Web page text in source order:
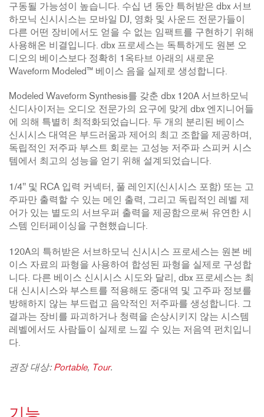
구동될 가능성이 높습니다. 수십 년 동안 특허받은 dbx 서브
하모닉 신시시스는 모바일 DJ, 영화 및 사운드 전문가들이
다른 어떤 장비에서도 얻을 수 없는 임팩트를 구현하기 위해
사용해온 비결입니다. dbx 프로세스는 독특하게도 원본 오
디오의 베이스보다 정확히 1옥타브 아래의 새로운
Waveform Modeled™ 베이스 음을 실제로 생성합니다.
Modeled Waveform Synthesis를 갖춘 dbx 120A 서브하모닉
신디사이저는 오디오 전문가의 요구에 맞게 dbx 엔지니어들
에 의해 특별히 최적화되었습니다. 두 개의 분리된 베이스
신시시스 대역은 부드러움과 제어의 최고 조합을 제공하며,
독립적인 저주파 부스트 회로는 고성능 저주파 스피커 시스
템에서 최고의 성능을 얻기 위해 설계되었습니다.
1/4" 및 RCA 입력 커넥터, 풀 레인지(신시시스 포함) 또는 고
주파만 출력할 수 있는 메인 출력, 그리고 독립적인 레벨 제
어가 있는 별도의 서브우퍼 출력을 제공함으로써 유연한 시
스템 인터페이싱을 구현했습니다.
120A의 특허받은 서브하모닉 신시시스 프로세스는 원본 베
이스 자료의 파형을 사용하여 합성된 파형을 실제로 구성합
니다. 다른 베이스 신시시스 시도와 달리, dbx 프로세스는 최
대 신시시스와 부스트를 적용해도 중대역 및 고주파 정보를
방해하지 않는 부드럽고 음악적인 저주파를 생성합니다. 그
결과는 장비를 파괴하거나 청력을 손상시키지 않는 시스템
레벨에서도 사람들이 실제로 느낄 수 있는 저음역 펀치입니
다.
권장 대상: Portable, Tour.